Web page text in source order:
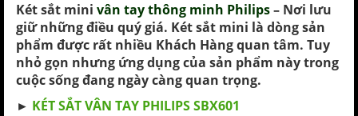
Két sắt mini vân tay thông minh Philips– Nơi lưu
giữ những điều quý giá. Két sắt mini là dòng sản
phẩm được rất nhiều Khách Hàng quan tâm. Tuy
nhỏ gọn nhưng ứng dụng của sản phẩm này trong
cuộc sống đang ngày càng quan trọng.
► KÉT SẮT VÂN TAY PHILIPS SBX601